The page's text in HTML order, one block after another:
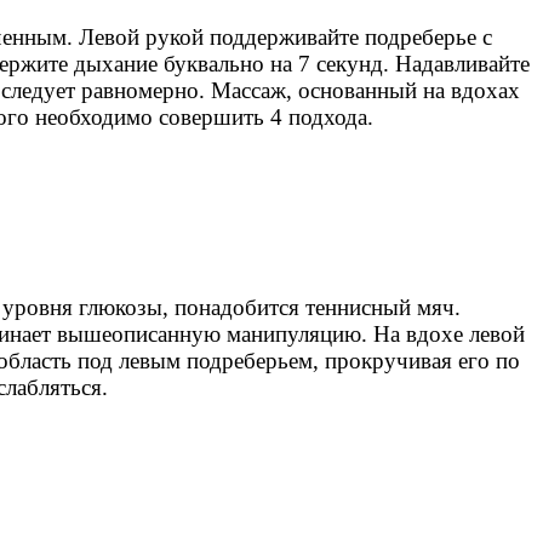
Левой рукой поддерживайте подреберье с
дыхание буквально на 7 секунд. Надавливайте
равномерно. Массаж, основанный на вдохах
необходимо совершить 4 подхода.
глюкозы, понадобится теннисный мяч.
вышеописанную манипуляцию. На вдохе левой
под левым подреберьем, прокручивая его по